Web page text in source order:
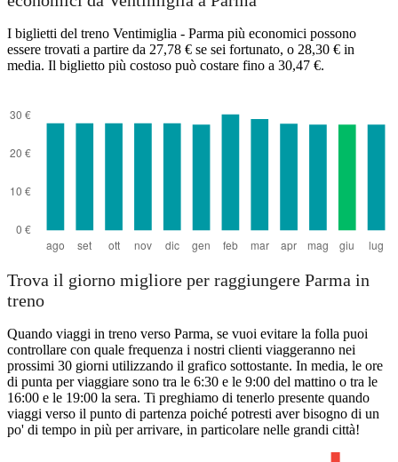
I biglietti del treno Ventimiglia - Parma più economici possono
essere trovati a partire da 27,78 € se sei fortunato, o 28,30 € in
media. Il biglietto più costoso può costare fino a 30,47 €.
Trova il giorno migliore per raggiungere Parma in
treno
Quando viaggi in treno verso Parma, se vuoi evitare la folla puoi
controllare con quale frequenza i nostri clienti viaggeranno nei
prossimi 30 giorni utilizzando il grafico sottostante. In media, le ore
di punta per viaggiare sono tra le 6:30 e le 9:00 del mattino o tra le
16:00 e le 19:00 la sera. Ti preghiamo di tenerlo presente quando
viaggi verso il punto di partenza poiché potresti aver bisogno di un
po' di tempo in più per arrivare, in particolare nelle grandi città!